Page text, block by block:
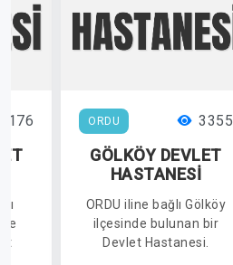
ORDU 3355
GÖLKÖY DEVLET
HASTANESİ
ORDU iline bağlı Gölköy
ilçesinde bulunan bir
Devlet Hastanesi.